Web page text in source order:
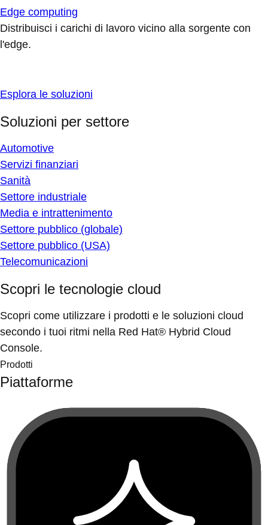
Edge computing
Distribuisci i carichi di lavoro vicino alla sorgente con
l'edge.
Esplora le soluzioni
Soluzioni per settore
Automotive
Servizi finanziari
Sanità
Settore industriale
Media e intrattenimento
Settore pubblico (globale)
Settore pubblico (USA)
Telecomunicazioni
Scopri le tecnologie cloud
Scopri come utilizzare i prodotti e le soluzioni cloud
secondo i tuoi ritmi nella Red Hat® Hybrid Cloud
Console.
Prodotti
Piattaforme